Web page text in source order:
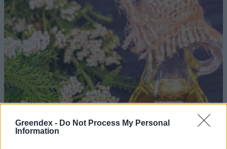
Greendex - Do Not Process My Personal
Information